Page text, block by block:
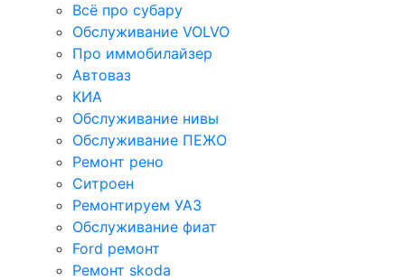
Всё про субару
Обслуживание VOLVO
Про иммобилайзер
Автоваз
КИА
Обслуживание нивы
Обслуживание ПЕЖО
Ремонт рено
Ситроен
Ремонтируем УАЗ
Обслуживание фиат
Ford ремонт
Ремонт skoda